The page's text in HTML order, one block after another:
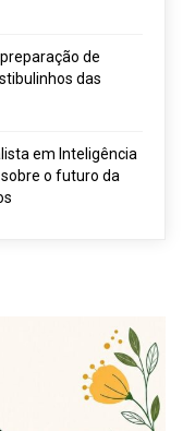
de
das
em Inteligência
o futuro da